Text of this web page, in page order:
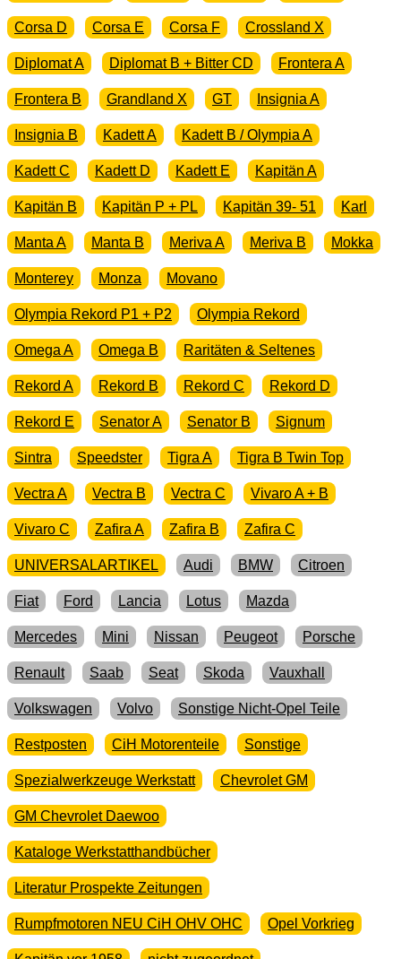
Corsa D Corsa E Corsa F Crossland X
Diplomat A Diplomat B + Bitter CD Frontera A
Frontera B Grandland X GT Insignia A
Insignia B Kadett A Kadett B / Olympia A
Kadett C Kadett D Kadett E Kapitän A
Kapitän B Kapitän P + PL Kapitän 39- 51 Karl
Manta A Manta B Meriva A Meriva B Mokka
Monterey Monza Movano
Olympia Rekord P1 + P2 Olympia Rekord
Omega A Omega B Raritäten & Seltenes
Rekord A Rekord B Rekord C Rekord D
Rekord E Senator A Senator B Signum
Sintra Speedster Tigra A Tigra B Twin Top
Vectra A Vectra B Vectra C Vivaro A + B
Vivaro C Zafira A Zafira B Zafira C
UNIVERSALARTIKEL Audi BMW Citroen
Fiat Ford Lancia Lotus Mazda
Mercedes Mini Nissan Peugeot Porsche
Renault Saab Seat Skoda Vauxhall
Volkswagen Volvo Sonstige Nicht-Opel Teile
Restposten CiH Motorenteile Sonstige
Spezialwerkzeuge Werkstatt Chevrolet GM
GM Chevrolet Daewoo
Kataloge Werkstatthandbücher
Literatur Prospekte Zeitungen
Rumpfmotoren NEU CiH OHV OHC Opel Vorkrieg